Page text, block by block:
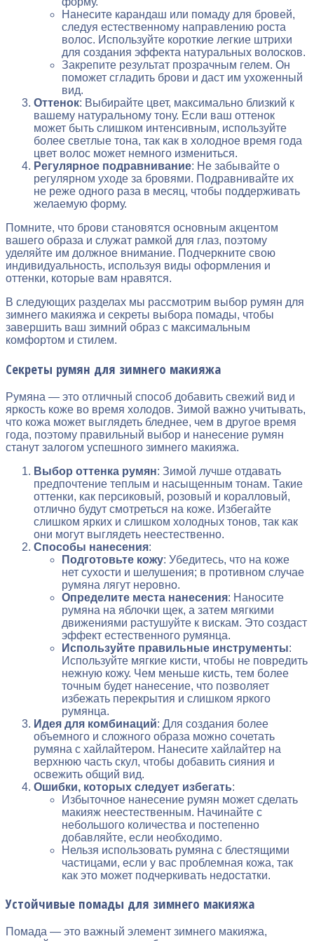
Нанесите карандаш или помаду для бровей,
следуя естественному направлению роста
волос. Используйте короткие легкие штрихи
для создания эффекта натуральных волосков.
Закрепите результат прозрачным гелем. Он
поможет сгладить брови и даст им ухоженный
вид.
Оттенок: Выбирайте цвет, максимально близкий к
вашему натуральному тону. Если ваш оттенок
может быть слишком интенсивным, используйте
более светлые тона, так как в холодное время года
цвет волос может немного измениться.
Регулярное подравнивание: Не забывайте о
регулярном уходе за бровями. Подравнивайте их
не реже одного раза в месяц, чтобы поддерживать
желаемую форму.
Помните, что брови становятся основным акцентом
вашего образа и служат рамкой для глаз, поэтому
уделяйте им должное внимание. Подчеркните свою
индивидуальность, используя виды оформления и
оттенки, которые вам нравятся.
В следующих разделах мы рассмотрим выбор румян для
зимнего макияжа и секреты выбора помады, чтобы
завершить ваш зимний образ с максимальным
комфортом и стилем.
Секреты румян для зимнего макияжа
Румяна — это отличный способ добавить свежий вид и
яркость коже во время холодов. Зимой важно учитывать,
что кожа может выглядеть бледнее, чем в другое время
года, поэтому правильный выбор и нанесение румян
станут залогом успешного зимнего макияжа.
Выбор оттенка румян: Зимой лучше отдавать
предпочтение теплым и насыщенным тонам. Такие
оттенки, как персиковый, розовый и коралловый,
отлично будут смотреться на коже. Избегайте
слишком ярких и слишком холодных тонов, так как
они могут выглядеть неестественно.
Способы нанесения:
Подготовьте кожу: Убедитесь, что на коже
нет сухости и шелушения; в противном случае
румяна лягут неровно.
Определите места нанесения: Наносите
румяна на яблочки щек, а затем мягкими
движениями растушуйте к вискам. Это создаст
эффект естественного румянца.
Используйте правильные инструменты:
Используйте мягкие кисти, чтобы не повредить
нежную кожу. Чем меньше кисть, тем более
точным будет нанесение, что позволяет
избежать перекрытия и слишком яркого
румянца.
Идея для комбинаций: Для создания более
объемного и сложного образа можно сочетать
румяна с хайлайтером. Нанесите хайлайтер на
верхнюю часть скул, чтобы добавить сияния и
освежить общий вид.
Ошибки, которых следует избегать:
Избыточное нанесение румян может сделать
макияж неестественным. Начинайте с
небольшого количества и постепенно
добавляйте, если необходимо.
Нельзя использовать румяна с блестящими
частицами, если у вас проблемная кожа, так
как это может подчеркивать недостатки.
Устойчивые помады для зимнего макияжа
Помада — это важный элемент зимнего макияжа,